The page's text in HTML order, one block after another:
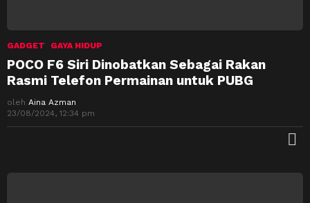
GADGET GAYA HIDUP
POCO F6 Siri Dinobatkan Sebagai Rakan
Rasmi Telefon Permainan untuk PUBG
oleh Aina Azman
23/08/2024, 12:34 pm